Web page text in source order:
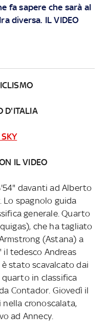
fa sapere che sarà al
diversa. IL VIDEO
D'ITALIA
IL VIDEO
davanti ad Alberto
Lo spagnolo guida
generale. Quarto
che ha tagliato
(Astana) a
il tedesco Andreas
stato scavalcato dai
quarto in classifica
Contador. Giovedì il
cronoscalata,
ad Annecy.